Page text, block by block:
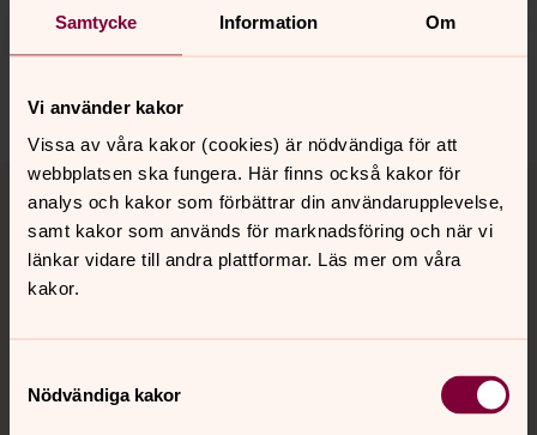
Samtycke Information Om
Vi använder kakor
Vissa av våra kakor (cookies) är nödvändiga för att
webbplatsen ska fungera. Här finns också kakor för
analys och kakor som förbättrar din användarupplevelse,
samt kakor som används för marknadsföring och när vi
länkar vidare till andra plattformar. Läs mer om våra
kakor.
Nödvändiga kakor
innehåll?
danderyd.information@svenskakyrkan.se
Dela
Tillbaka till toppen
Tillbaka till innehållet
Kontakt
Kalender